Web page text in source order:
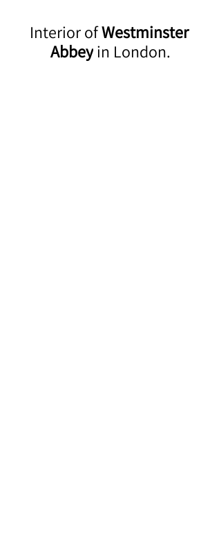
Interior of Westminster
Abbey in London.